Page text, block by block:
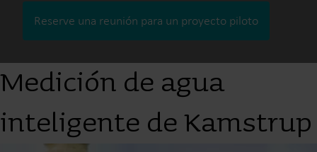
Reserve una reunión para un proyecto piloto
Medición de agua
inteligente de Kamstrup